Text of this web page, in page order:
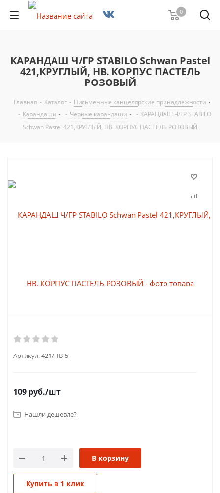
0
КАРАНДАШ Ч/ГР STABILO Schwan Pastel
421,КРУГЛЫЙ, НВ. КОРПУС ПАСТЕЛЬ
РОЗОВЫЙ
Главная - Каталог - Письменные канцелярские принадлежности
- Карандаши - Черные карандаши - КАРАНДАШ Ч/ГР STABILO
Schwan Pastel 421,КРУГЛЫЙ, НВ. КОРПУС ПАСТЕЛЬ РОЗОВЫЙ
Артикул:421/HB-5
109 руб./шт
Нашли дешевле?
В корзину
Купить в 1 клик